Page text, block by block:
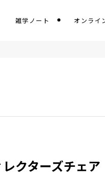
雑学ノート オンライ
レクターズチェア